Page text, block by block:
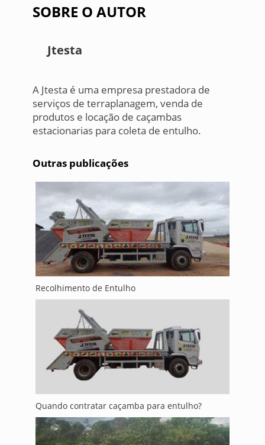
SOBRE O AUTOR
Jtesta
A Jtesta é uma empresa prestadora de
serviços de terraplanagem, venda de
produtos e locação de caçambas
estacionarias para coleta de entulho.
Outras publicações
Recolhimento de Entulho
Quando contratar caçamba para entulho?